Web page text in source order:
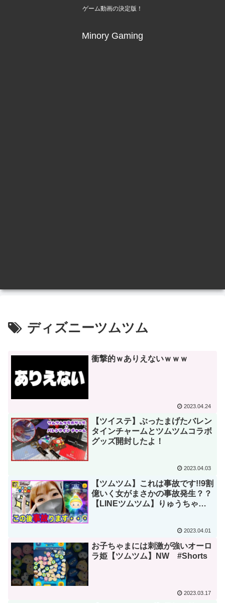
ゲーム動画の決定版！
Minory Gaming
ディズニーツムツム
衝撃的ｗありえないｗｗｗ
2023.04.24
【ツイステ】ぶったまげたバレン
タインチャームとツムツムコラボ
グッズ開封したよ！
2023.04.03
【ツムツム】これは事故です!!9割
億いく女がまさかの事故発生？？
【LINEツムツム】りゅうちゃん
2023.04.01
お子ちゃまには刺激が強いオーロ
ラ姫【ツムツム】NW #Shorts
2023.03.17